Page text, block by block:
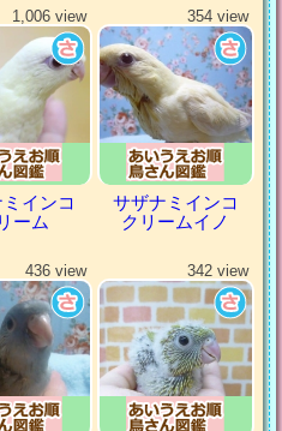
1,006 view
インコ
ーム
354 view
サザナミインコ
クリームイノ
436 view 342 view